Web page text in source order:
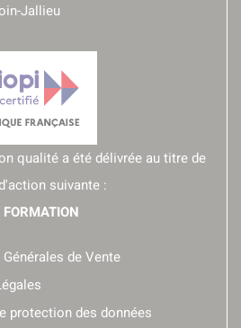
Jallieu
qualité a été délivrée au titre de
suivante :
de Vente
protection des données